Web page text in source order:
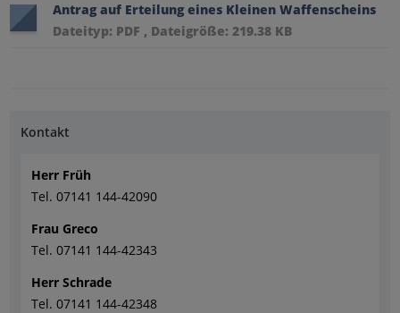
Antrag auf Erteilung eines Kleinen Waffenscheins
Dateityp: PDF , Dateigröße: 219.38 KB
Kontakt
Herr Früh
Tel. 07141 144-42090
Frau Greco
Tel. 07141 144-42343
Herr Schrade
Tel. 07141 144-42348